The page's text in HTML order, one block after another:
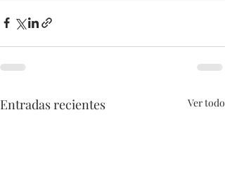
Entradas recientes Ver todo